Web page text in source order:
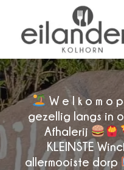
W e l k o m o
gezellig langs in
Afhalerij
KLEINSTE
allermooiste dorp